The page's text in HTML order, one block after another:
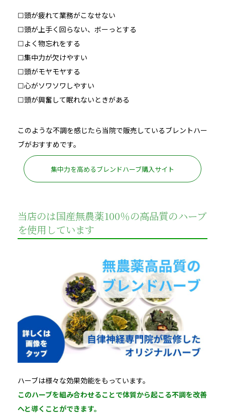
☐頭が疲れて業務がこなせない
☐頭が上手く回らない、ボーっとする
☐よく物忘れをする
☐集中力が欠けやすい
☐頭がモヤモヤする
☐心がソワソワしやすい
☐頭が興奮して眠れないときがある
このような不調を感じたら当院で販売しているブレントハー
ブがおすすめです。
集中力を高めるブレンドハーブ購入サイト
当店のは国産無農薬100％の高品質のハーブ
を使用しています
ハーブは様々な効果効能をもっています。
このハーブを組み合わせることで体質から起こる不調を改善
へと導くことができます。